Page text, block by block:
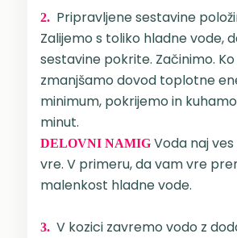
2. Pripravljene sestavine
Zalijemo s toliko hladne vode,
sestavine pokrite. Začinimo.
zmanjšamo dovod toplotne
minimum, pokrijemo in
minut.
DELOVNI NAMIG Voda naj
vre. V primeru, da vam vre
malenkost hladne vode.
3. V kozici zavremo vodo z